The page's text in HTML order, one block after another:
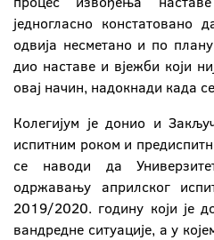
једногласно
одвија несметано и по
дио наставе и вјежби који
овај начин, надокнади када
Колегијум је донио и
испитним роком и
се наводи да
одржавању априлског
2019/2020. годину који је
вандредне ситуације, а у